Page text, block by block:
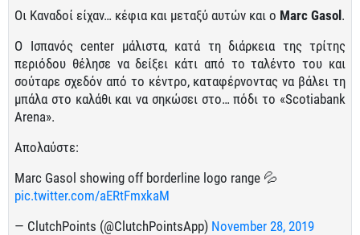
Οι Καναδοί είχαν… κέφια και μεταξύ αυτών και ο Marc Gasol .
Ο Ισπανός center μάλιστα, κατά τη διάρκεια της τρίτης
περιόδου θέλησε να δείξει κάτι από το ταλέντο του και
σούταρε σχεδόν από το κέντρο, καταφέρνοντας να βάλει τη
μπάλα στο καλάθι και να σηκώσει στο… πόδι το «Scotiabank
Arena».
Απολαύστε:
Marc Gasol showing off borderline logo range 💦
pic.twitter.com/aERtFmxkaM
— ClutchPoints (@ClutchPointsApp) November 28, 2019